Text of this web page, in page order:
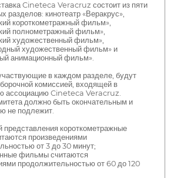
Cineteca Veracruz состоит из пяти
разделов: кинотеатр «Веракрус»,
короткометражный фильм»,
полнометражный фильм»,
художественный фильм»,
художественный фильм» и
анимационный фильм».
в каждом разделе, будут
комиссией, входящей в
ассоциацию Cineteca Veracruz.
должно быть окончательным и
не подлежит.
представления короткометражные
произведениями
от 3 до 30 минут;
фильмы считаются
продолжительностью от 60 до 120